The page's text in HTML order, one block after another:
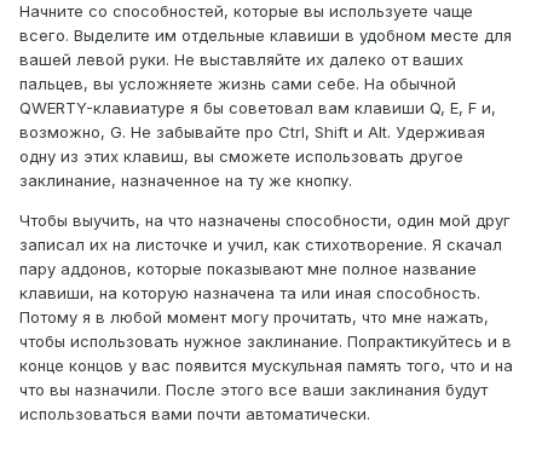
Начните со способностей, которые вы используете чаще
всего. Выделите им отдельные клавиши в удобном месте для
вашей левой руки. Не выставляйте их далеко от ваших
пальцев, вы усложняете жизнь сами себе. На обычной
QWERTY-клавиатуре я бы советовал вам клавиши Q, E, F и,
возможно, G. Не забывайте про Ctrl, Shift и Alt. Удерживая
одну из этих клавиш, вы сможете использовать другое
заклинание, назначенное на ту же кнопку.
Чтобы выучить, на что назначены способности, один мой друг
записал их на листочке и учил, как стихотворение. Я скачал
пару аддонов, которые показывают мне полное название
клавиши, на которую назначена та или иная способность.
Потому я в любой момент могу прочитать, что мне нажать,
чтобы использовать нужное заклинание. Попрактикуйтесь и в
конце концов у вас появится мускульная память того, что и на
что вы назначили. После этого все ваши заклинания будут
использоваться вами почти автоматически.